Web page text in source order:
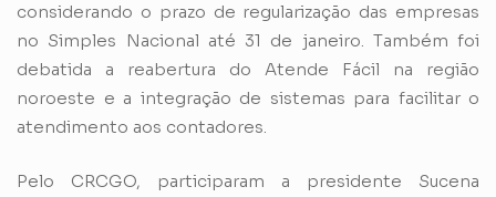
considerando o prazo de regularização das empresas
no Simples Nacional até 31 de janeiro. Também foi
debatida a reabertura do Atende Fácil na região
noroeste e a integração de sistemas para facilitar o
atendimento aos contadores.
Pelo CRCGO, participaram a presidente Sucena